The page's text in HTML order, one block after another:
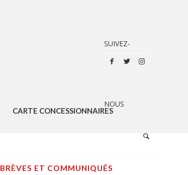
CARTE CONCESSIONNAIRES
BRÈVES ET COMMUNIQUÉS